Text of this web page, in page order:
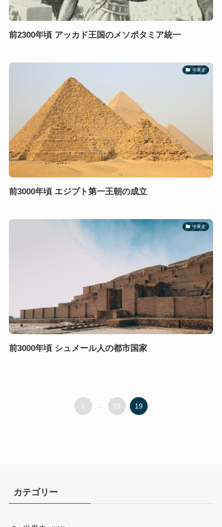
前2300年頃 アッカド王国のメソポタミア統一
中東史
前3000年頃 エジプト第一王朝の成立
中東史
前3000年頃 シュメール人の都市国家
1 18 19
カテゴリー